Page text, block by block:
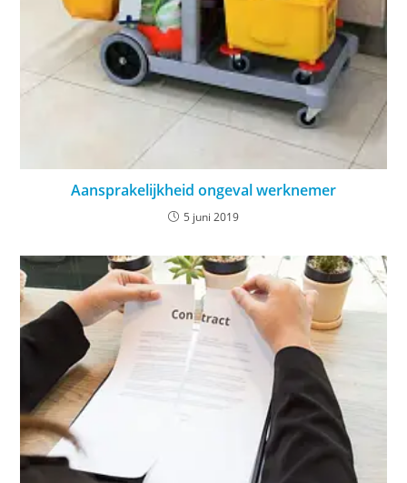
Aansprakelijkheid ongeval werknemer
5 juni 2019